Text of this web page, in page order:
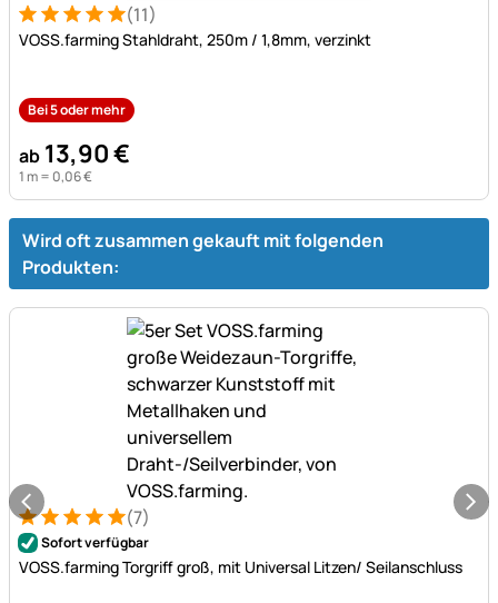
Bewertung: 5 von 5 (11 Bewertungen)
11 Bewertungen
(11)
VOSS.farming Stahldraht, 250m / 1,8mm, verzinkt
Bei 5 oder mehr
ab 13,90€
1 m = 0,06€
Wird oft zusammen gekauft mit folgenden
Produkten:
Bewertung: 5 von 5 (7 Bewertungen)
7 Bewertungen(7)
Sofort verfügbar
VOSS.farming Torgriff groß, mit Universal Litzen/ Seilanschluss